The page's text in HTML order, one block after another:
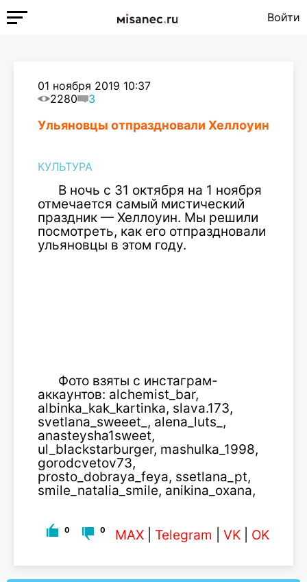
Войти
01 ноября 2019 10:37
2280
3
Ульяновцы отпраздновали Хеллоуин
КУЛЬТУРА
В ночь с 31 октября на 1 ноября
отмечается самый мистический
праздник — Хеллоуин. Мы решили
посмотреть, как его отпраздновали
ульяновцы в этом году.
Фото взяты с инстаграм-
аккаунтов: alchemist_bar,
albinka_kak_kartinka, slava.173,
svetlana_sweeet_, alena_luts_,
anasteysha1sweet,
ul_blackstarburger, mashulka_1998,
gorodcvetov73,
prosto_dobraya_feya, ssetlana_pt,
smile_natalia_smile, anikina_oxana,
0 0 MAX Telegram VK OK